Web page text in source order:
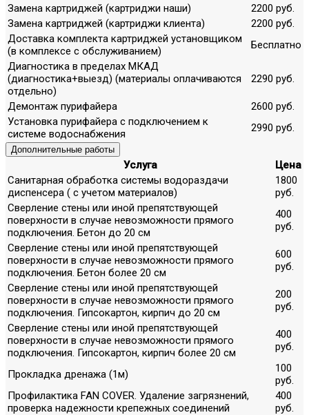
Замена картриджей (картриджи наши)
2200 руб.
Замена картриджей (картриджи клиента)
2200 руб.
Доставка комплекта картриджей установщиком
(в комплексе с обслуживанием)
Бесплатно
Диагностика в пределах МКАД
(диагностика+выезд) (материалы оплачиваются
отдельно)
2290 руб.
Демонтаж пурифайера
2600 руб.
Установка пурифайера с подключением к
системе водоснабжения
2990 руб.
Дополнительные работы
Услуга
Цена
Санитарная обработка системы водораздачи
диспенсера ( с учетом материалов)
1800
руб.
Сверление стены или иной препятствующей
поверхности в случае невозможности прямого
подключения. Бетон до 20 см
400
руб.
Сверление стены или иной препятствующей
поверхности в случае невозможности прямого
подключения. Бетон более 20 см
600
руб.
Сверление стены или иной препятствующей
поверхности в случае невозможности прямого
подключения. Гипсокартон, кирпич до 20 см
200
руб.
Сверление стены или иной препятствующей
поверхности в случае невозможности прямого
подключения. Гипсокартон, кирпич более 20 см
400
руб.
Прокладка дренажа (1м)
100
руб.
Профилактика FAN COVER. Удаление загрязнений,
проверка надежности крепежных соединений
400
руб.